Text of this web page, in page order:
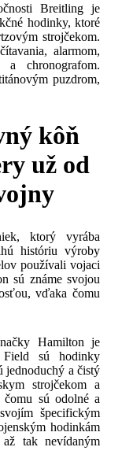
Breitling je
hodinky, ktoré
strojčekom.
alarmom,
a chronografom.
puzdrom,
kôň
už od
ktorý vyrába
históriu výroby
používali vojaci
sú známe svojou
vďaka čomu
Hamilton je
sú hodinky
jednoduchý a čistý
strojčekom a
čomu sú odolné a
špecifickým
hodinkám
tak nevídaným